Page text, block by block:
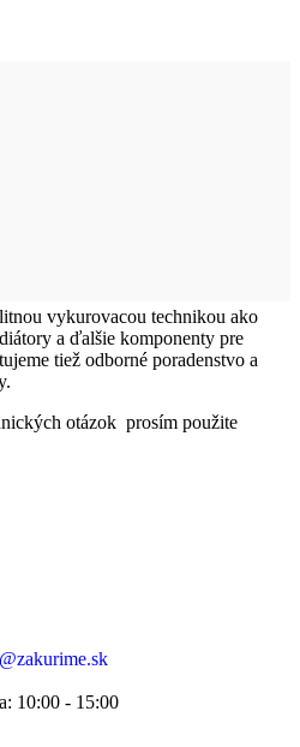
vykurovacou technikou ako
a ďalšie komponenty pre
tiež odborné poradenstvo a
otázok prosím použite
10:00 - 15:00